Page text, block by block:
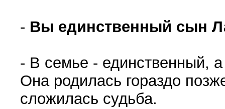
- Вы единственный сын
- В семье - единственный,
Она родилась гораздо
сложилась судьба.